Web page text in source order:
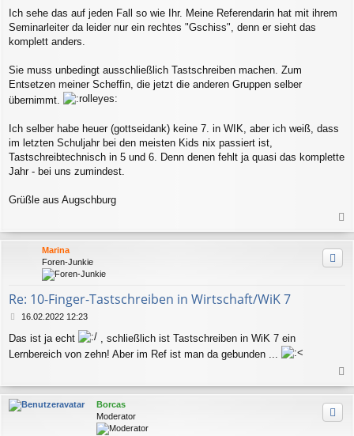
r
a
Ich sehe das auf jeden Fall so wie Ihr. Meine Referendarin hat mit ihrem
Seminarleiter da leider nur ein rechtes "Gschiss", denn er sieht das
komplett anders.
Sie muss unbedingt ausschließlich Tastschreiben machen. Zum
Entsetzen meiner Scheffin, die jetzt die anderen Gruppen selber
übernimmt.
Ich selber habe heuer (gottseidank) keine 7. in WIK, aber ich weiß, dass
im letzten Schuljahr bei den meisten Kids nix passiert ist,
Tastschreibtechnisch in 5 und 6. Denn denen fehlt ja quasi das komplette
Jahr - bei uns zumindest.
Grüßle aus Augschburg
a
c
Marina
Foren-Junkie
Re: 10-Finger-Tastschreiben in Wirtschaft/WiK 7
B
i
t
g
16.02.2022 12:23
Das ist ja echt
, schließlich ist Tastschreiben in WiK 7 ein
Lernbereich von zehn! Aber im Ref ist man da gebunden ...
c
Borcas
Moderator